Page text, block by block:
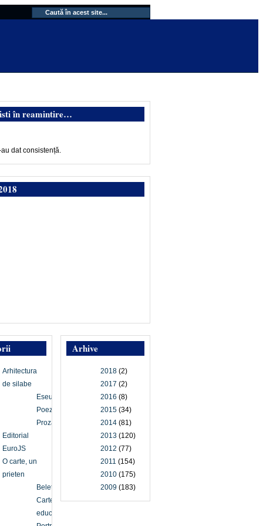
în reamintire…
dat consistență.
Arhive
2018 (2)
2017 (2)
2016 (8)
2015 (34)
2014 (81)
2013 (120)
2012 (77)
2011 (154)
2010 (175)
2009 (183)
Arhitectura
de silabe
Eseu
Poezie
Proză
Editorial
EuroJS
O carte, un
prieten
Beletristică
Carte
educațională